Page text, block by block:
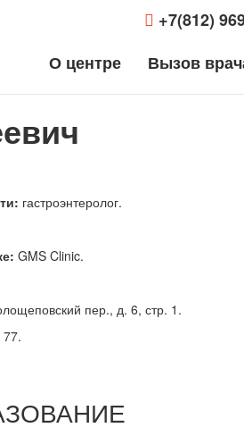
+7(812)
О центре
Вызов
гастроэнтеролог.
GMS Clinic.
пер., д. 6, стр. 1.